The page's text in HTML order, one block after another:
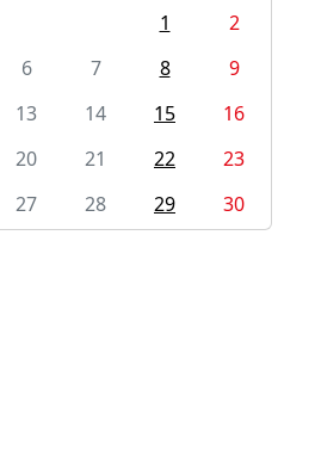
1
2
6 7 8
9
13 14 15
16
20 21 22
23
27 28 29 30